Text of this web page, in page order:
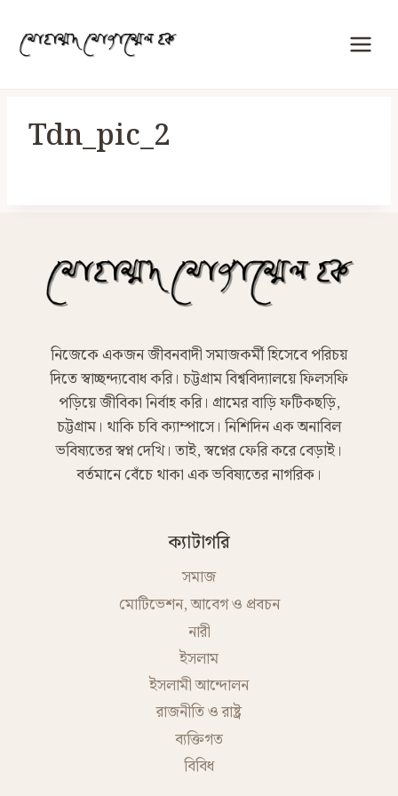
content
Tdn_pic_2
নিজেকে একজন জীবনবাদী সমাজকর্মী হিসেবে পরিচয়
দিতে স্বাচ্ছন্দ্যবোধ করি। চট্টগ্রাম বিশ্ববিদ্যালয়ে ফিলসফি
পড়িয়ে জীবিকা নির্বাহ করি। গ্রামের বাড়ি ফটিকছড়ি,
চট্টগ্রাম। থাকি চবি ক্যাম্পাসে। নিশিদিন এক অনাবিল
ভবিষ্যতের স্বপ্ন দেখি। তাই, স্বপ্নের ফেরি করে বেড়াই।
বর্তমানে বেঁচে থাকা এক ভবিষ্যতের নাগরিক।
ক্যাটাগরি
সমাজ
মোটিভেশন, আবেগ ও প্রবচন
নারী
ইসলাম
ইসলামী আন্দোলন
রাজনীতি ও রাষ্ট্র
ব্যক্তিগত
বিবিধ